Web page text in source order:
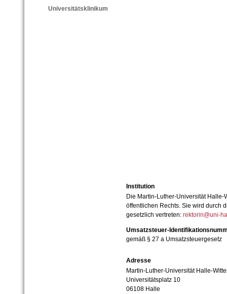
Universitätsklinikum
Institution
Die Martin-Luther-Universität
öffentlichen Rechts. Sie wird durch
gesetzlich vertreten: rektorin@uni-
Umsatzsteuer-
gemäß § 27 a Umsatzsteuergesetz
Adresse
Martin-Luther-Universität Halle-
Universitätsplatz 10
06108 Halle